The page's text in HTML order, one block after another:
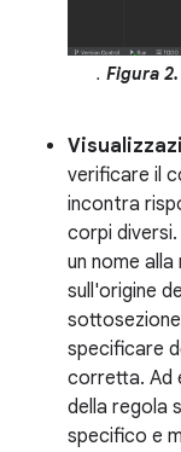
. Figura 2.
verificare il
incontra
corpi
un nome
sull'origine
sottosezione
specificare
corretta. Ad
della regola
specifico e